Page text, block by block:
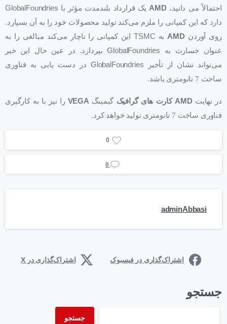
احتمالاً می دانید،AMD یک قرارداد بلندمدت مؤثر با GlobalFoundries
دارد که این کمپانی را ملزم می‌کند تولید محصولات خود را به آن بسپارد.
روی آوردن AMD به TSMCاین کمپانی را ناچار می‌کند مبالغی را به
عنوان خسارت به GlobalFoundriesبپردازد. در عین حال این خبر
می‌تواند نشان از تأخیر GlobalFoundries در دست یابی به فناوری
ساخت 7 نانومتری باشد.
در نهایتAMDکارت های گرافیک گیمینگVEGA را نیز با به کارگیری
فناوری ساخت 7 نانومتری تولید خواهد کرد.
0
0
adminAbbasi
اشتراک‌گذاری در فیسبوک اشتراک‌گذاری در X
جستجو
جستجو